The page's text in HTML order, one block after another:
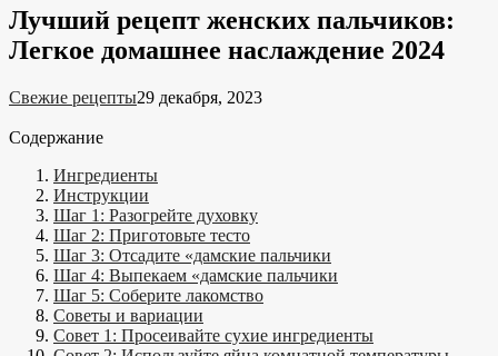
Лучший рецепт женских пальчиков:
Легкое домашнее наслаждение 2024
Свежие рецепты29 декабря, 2023
Содержание
Ингредиенты
Инструкции
Шаг 1: Разогрейте духовку
Шаг 2: Приготовьте тесто
Шаг 3: Отсадите «дамские пальчики
Шаг 4: Выпекаем «дамские пальчики
Шаг 5: Соберите лакомство
Советы и вариации
Совет 1: Просеивайте сухие ингредиенты